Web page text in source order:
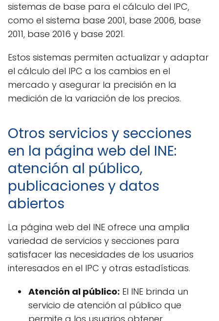
sistemas de base para el cálculo del IPC,
como el sistema base 2001, base 2006, base
2011, base 2016 y base 2021.
Estos sistemas permiten actualizar y adaptar
el cálculo del IPC a los cambios en el
mercado y asegurar la precisión en la
medición de la variación de los precios.
Otros servicios y secciones
en la página web del INE:
atención al público,
publicaciones y datos
abiertos
La página web del INE ofrece una amplia
variedad de servicios y secciones para
satisfacer las necesidades de los usuarios
interesados en el IPC y otras estadísticas.
Atención al público: El INE brinda un
servicio de atención al público que